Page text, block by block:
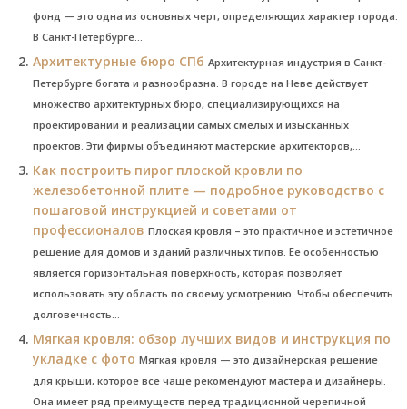
фонд — это одна из основных черт, определяющих характер города.
В Санкт-Петербурге...
Архитектурные бюро СПб Архитектурная индустрия в Санкт-
Петербурге богата и разнообразна. В городе на Неве действует
множество архитектурных бюро, специализирующихся на
проектировании и реализации самых смелых и изысканных
проектов. Эти фирмы объединяют мастерские архитекторов,...
Как построить пирог плоской кровли по
железобетонной плите — подробное руководство с
пошаговой инструкцией и советами от
профессионалов Плоская кровля – это практичное и эстетичное
решение для домов и зданий различных типов. Ее особенностью
является горизонтальная поверхность, которая позволяет
использовать эту область по своему усмотрению. Чтобы обеспечить
долговечность...
Мягкая кровля: обзор лучших видов и инструкция по
укладке с фото Мягкая кровля — это дизайнерская решение
для крыши, которое все чаще рекомендуют мастера и дизайнеры.
Она имеет ряд преимуществ перед традиционной черепичной